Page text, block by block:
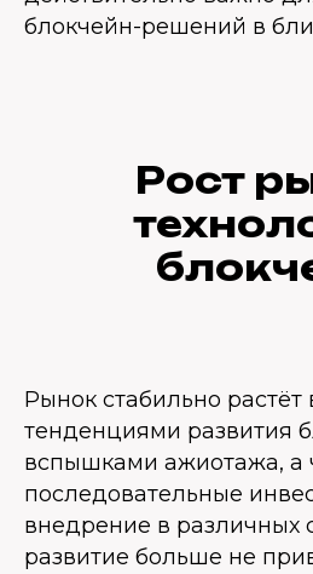
блокчейн-решений в
Рост
Рынок стабильно растёт
тенденциями развития
вспышками ажиотажа, а
последовательные
внедрение в различных
развитие больше не